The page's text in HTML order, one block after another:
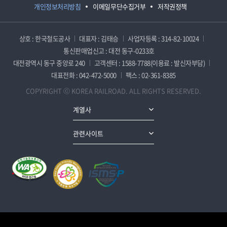
개인정보처리방침 이메일무단수집거부 저작권정책
상호 : 한국철도공사 대표자 : 김태승
사업자등록 : 314-82-10024
통신판매업신고 : 대전 동구-0233호
대전광역시 동구 중앙로 240
고객센터 : 1588-7788(이용료 : 발신자부담)
대표전화 : 042-472-5000
팩스 : 02-361-8385
COPYRIGHT ⓒ KOREA RAILROAD. ALL RIGHTS RESERVED.
계열사
관련사이트